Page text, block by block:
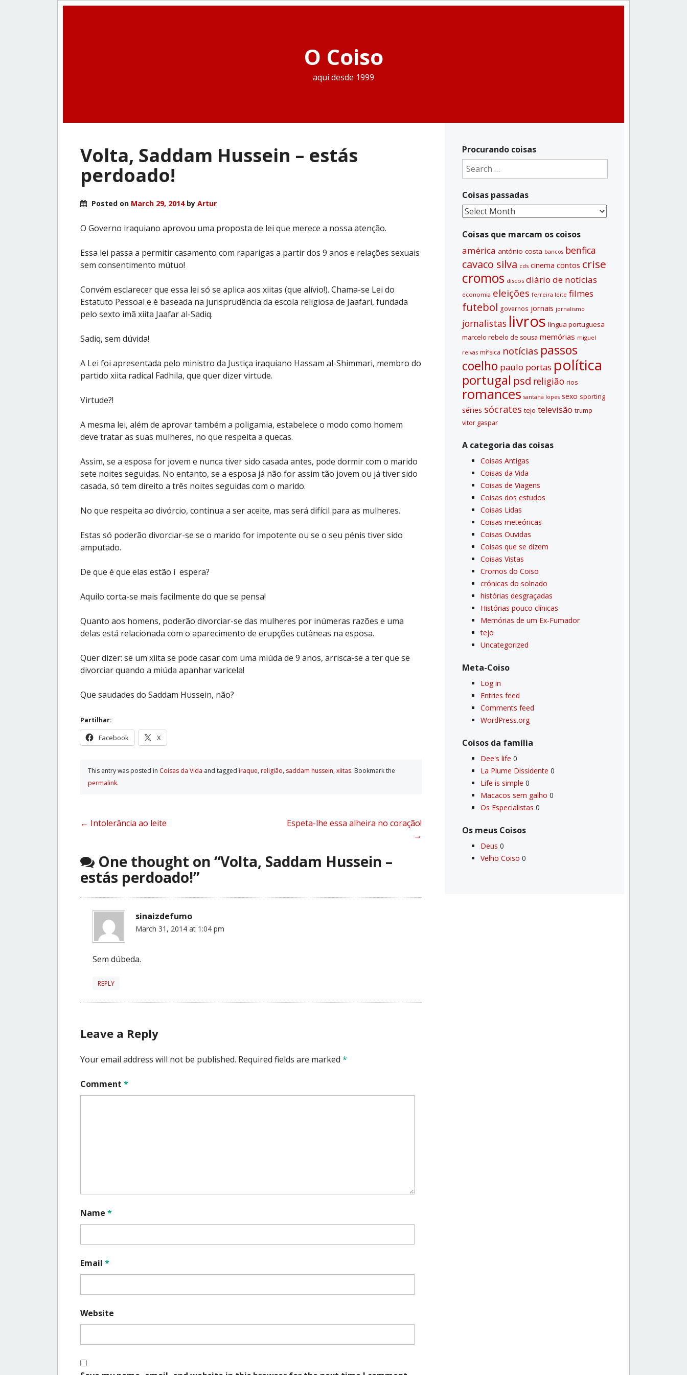
O Coiso
aqui desde 1999
Volta, Saddam Hussein – estás
perdoado!
Posted on March 29, 2014by Artur
O Governo iraquiano aprovou uma proposta de lei que merece a nossa atenção.
Essa lei passa a permitir casamento com raparigas a partir dos 9 anos e relações sexuais
sem consentimento mútuo!
Convém esclarecer que essa lei só se aplica aos xiitas (que alívio!). Chama-se Lei do
Estatuto Pessoal e é baseada na jurisprudência da escola religiosa de Jaafari, fundada
pelo sexto imã xiita Jaafar al-Sadiq.
Sadiq, sem dúvida!
A Lei foi apresentada pelo ministro da Justiça iraquiano Hassam al-Shimmari, membro do
partido xiita radical Fadhila, que quer dizer virtude.
Virtude?!
A mesma lei, além de aprovar também a poligamia, estabelece o modo como homem
deve tratar as suas mulheres, no que respeita a quecas.
Assim, se a esposa for jovem e nunca tiver sido casada antes, pode dormir com o marido
sete noites seguidas. No entanto, se a esposa já não for assim tão jovem ou já tiver sido
casada, só tem direito a três noites seguidas com o marido.
No que respeita ao divórcio, continua a ser aceite, mas será difícil para as mulheres.
Estas só poderão divorciar-se se o marido for impotente ou se o seu pénis tiver sido
amputado.
De que é que elas estão í espera?
Aquilo corta-se mais facilmente do que se pensa!
Quanto aos homens, poderão divorciar-se das mulheres por inúmeras razões e uma
delas está relacionada com o aparecimento de erupções cutâneas na esposa.
Quer dizer: se um xiita se pode casar com uma miúda de 9 anos, arrisca-se a ter que se
divorciar quando a miúda apanhar varicela!
Que saudades do Saddam Hussein, não?
Partilhar:
Facebook X
This entry was posted in Coisas da Vida and tagged iraque, religião, saddam hussein, xiitas. Bookmark the
permalink.
Post
← Intolerância ao leite
Espeta-lhe essa alheira no coração!
→
One thought on “Volta, Saddam Hussein –
estás perdoado!”
sinaizdefumo
March 31, 2014 at 1:04 pm
Sem dúbeda.
REPLY
Leave a Reply
Your email address will not be published. Required fields are marked *
Comment *
Name *
Email *
Website
Procurando coisas
Search
for:
Coisas passadas
Coisas
Coisas que marcam os coisos
américa antónio costa bancos benfica
cavaco silva cds cinema contos crise
cromos discos diário de notí­cias
economia eleições ferreira leite filmes
futebol governos jornais jornalismo
jornalistas livros lí­ngua portuguesa
marcelo rebelo de sousa memórias miguel
relvas míºsica notí­cias passos
coelho paulo portas polí­tica
portugal psd religião rios
romances santana lopes sexo sporting
séries sócrates tejo televisão trump
vitor gaspar
A categoria das coisas
Coisas Antigas
Coisas da Vida
Coisas de Viagens
Coisas dos estudos
Coisas Lidas
Coisas meteóricas
Coisas Ouvidas
Coisas que se dizem
Coisas Vistas
Cromos do Coiso
crónicas do solnado
histórias desgraçadas
Histórias pouco clí­nicas
Memórias de um Ex-Fumador
tejo
Uncategorized
Meta-Coiso
Log in
Entries feed
Comments feed
WordPress.org
Coisos da famí­lia
Dee's life 0
La Plume Dissidente 0
Life is simple 0
Macacos sem galho 0
Os Especialistas 0
Os meus Coisos
Deus 0
Velho Coiso 0